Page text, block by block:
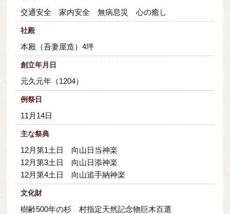
交通安全 家内安全 無病息災 心の癒し
社殿
本殿（吾妻屋造）4坪
創立年月日
元久元年（1204）
例祭日
11月14日
主な祭典
12月第1土日 向山日当神楽
12月第3土日 向山日添神楽
12月第4土日 向山追手納神楽
文化財
樹齢500年の杉 村指定天然記念物巨木百選